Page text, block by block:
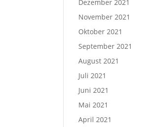
Dezember 2021
November 2021
Oktober 2021
September 2021
August 2021
Juli 2021
Juni 2021
Mai 2021
April 2021